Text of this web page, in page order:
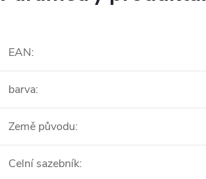
EAN:
barva:
Země původu:
Celní sazebník: